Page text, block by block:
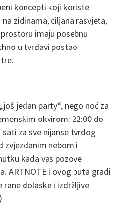
koncepti koji koriste
zidinama, ciljana rasvjeta,
imaju posebnu
u tvrđavi postao
jedan party“, nego noć za
okvirom: 22:00 do
sati za sve nijanse tvrdog
zvjezdanim nebom i
kada vas pozove
ARTNOTE i ovog puta gradi
rane dolaske i izdržljive
)